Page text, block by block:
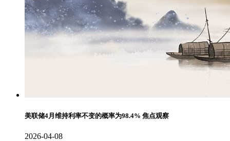
美联储4月维持利率不变的概率为98.4% 焦点观察
2026-04-08